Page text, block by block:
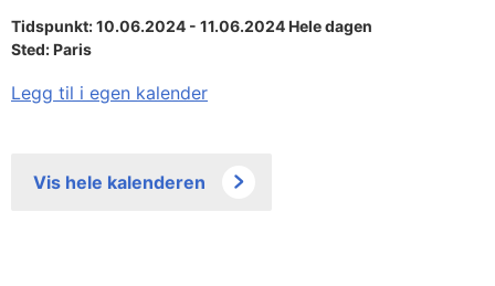
Tidspunkt: 10.06.2024 - 11.06.2024 Hele dagen
Sted:Paris
Legg til i egen kalender
Vis hele kalenderen